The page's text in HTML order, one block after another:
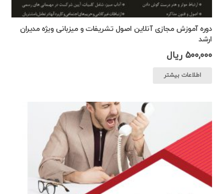
دوره آموزش مجازی آنلاین اصول تشریفات و میزبانی ویژه مدیران
ارشد
500,000 ریال
اطلاعات بیشتر